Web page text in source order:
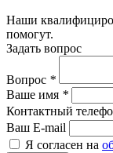
Наши
помогут.
Задать вопрос
Вопрос *
Ваше имя *
Контактный
Ваш E-mail
Я согласен на